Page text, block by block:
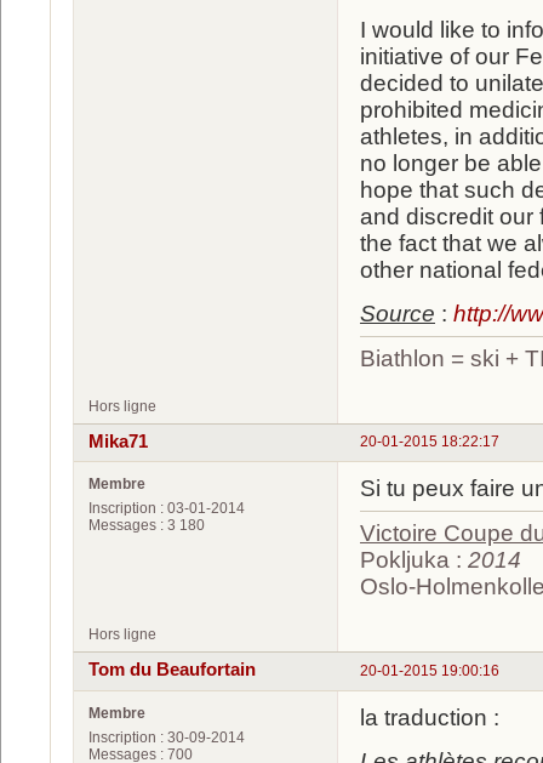
I would like to
initiative of our
decided to
prohibited
athletes, in
no longer be
hope that such
and discredit our
the fact that we
other national
Source : http://
Biathlon = ski
Hors ligne
20-01-2015 18:22:17
Mika71
Membre
Inscription : 03-01-2014
Messages : 3 180
Si tu peux faire
Victoire Coupe
Pokljuka : 2014
Oslo-
Hors ligne
20-01-2015 19:00:16
Tom du Beaufortain
Membre
Inscription : 30-09-2014
Messages : 700
la traduction :